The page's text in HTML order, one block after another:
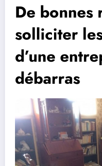
De bonnes
solliciter
d’une
débarras